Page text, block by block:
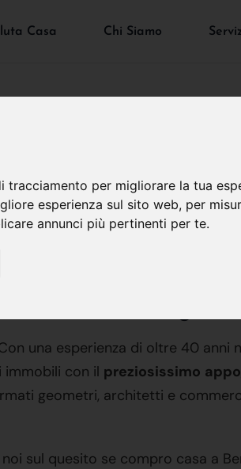
per migliorare la tua
esperienza sul sito web, per
annunci più pertinenti per te.
Casa Chi Siamo
una esperienza di oltre 40 anni
immobili con il preziosissimo
geometri, architetti e
sul quesito se compro casa a